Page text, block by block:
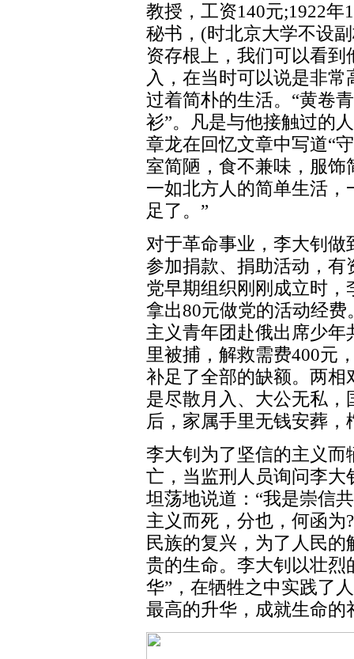
教授，工资140元;1922
秘书，(时北京大学不设
资存根上，我们可以看到
入，在当时可以说是非
过着简朴的生活。“黄卷
衫”。凡是与他接触过的
章龙在回忆文章中写道“
室简陋，食不兼味，服饰
一如北方人的简单生活
足了。”
对于革命事业，李大钊
参加捐款、捐助活动，有
党早期组织刚刚成立时
拿出80元做党的活动经
主义青年团赴俄出席少
里被捕，解救需费400元
补足了全部的缺额。两
是尽散月入、大公无私
后，家属手里无钱安葬
李大钊为了坚信的主义
亡，当监刑人员询问李
坦荡地说道：“我是崇信
主义而死，分也，何函为
民族的复兴，为了人民
贵的生命。李大钊以壮烈
华”，在牺牲之中实践了
最高的升华，成就生命的